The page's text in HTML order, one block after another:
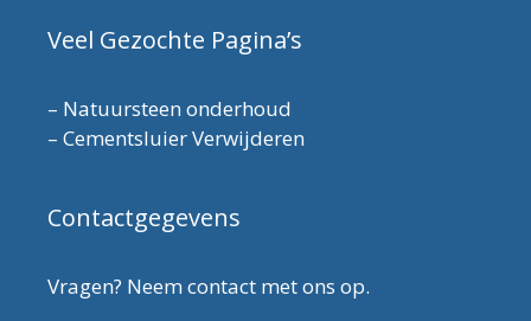
Veel Gezochte Pagina’s
– Natuursteen onderhoud
– Cementsluier Verwijderen
Contactgegevens
Vragen? Neem contact met ons op.